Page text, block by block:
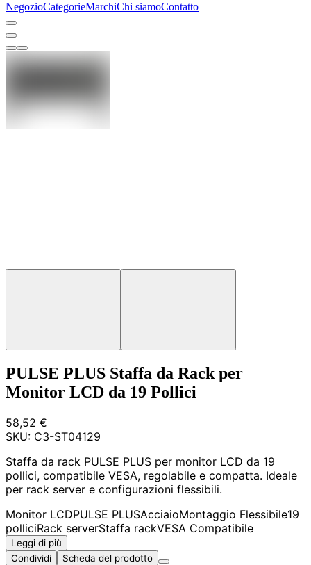
NegozioCategorieMarchiChi siamoContatto
PULSE PLUS Staffa da Rack per
Monitor LCD da 19 Pollici
58,52 €
SKU: C3-ST04129
Staffa da rack PULSE PLUS per monitor LCD da 19
pollici, compatibile VESA, regolabile e compatta. Ideale
per rack server e configurazioni flessibili.
Monitor LCDPULSE PLUSAcciaioMontaggio Flessibile19
polliciRack serverStaffa rackVESA Compatibile
Leggi di più
Condividi
Scheda del prodotto